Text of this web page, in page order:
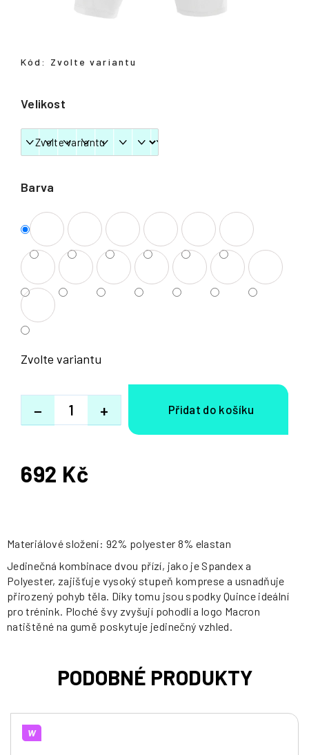
Barva
Velikost
Zvolte variantu
+
−
Kód: Zvolte variantu
692 Kč
Měrná
Materiálové složení: 92% polyester 8% elastan
Jedinečná kombinace dvou přízí, jako je Spandex a
Polyester, zajišťuje vysoký stupeň komprese a usnadňuje
přirozený pohyb těla. Díky tomu jsou spodky Quince ideální
pro trénink. Ploché švy zvyšují pohodlí a logo Macron
natištěné na gumě poskytuje jedinečný vzhled.
W